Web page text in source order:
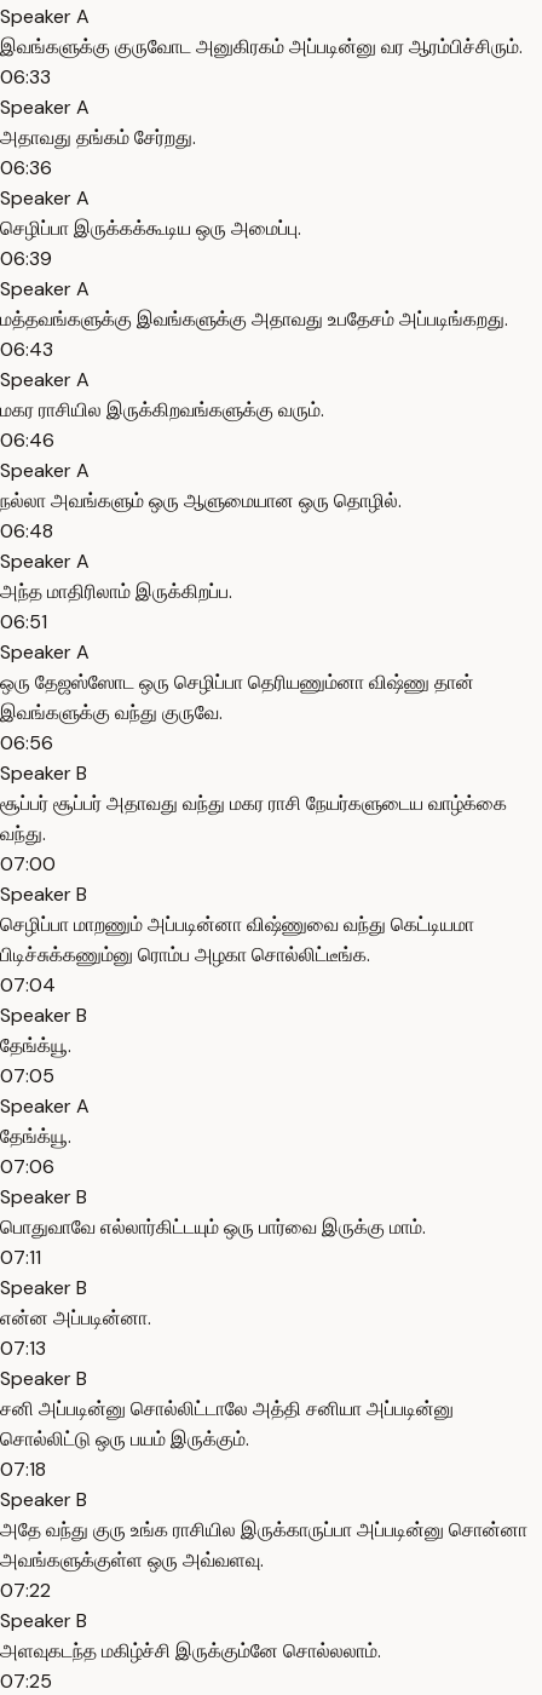
Speaker A
இவங்களுக்கு குருவோட அனுகிரகம் அப்படின்னு வர ஆரம்பிச்சிரும்.
06:33
Speaker A
அதாவது தங்கம் சேர்றது.
06:36
Speaker A
செழிப்பா இருக்கக்கூடிய ஒரு அமைப்பு.
06:39
Speaker A
மத்தவங்களுக்கு இவங்களுக்கு அதாவது உபதேசம் அப்படிங்கறது.
06:43
Speaker A
மகர ராசியில இருக்கிறவங்களுக்கு வரும்.
06:46
Speaker A
நல்லா அவங்களும் ஒரு ஆளுமையான ஒரு தொழில்.
06:48
Speaker A
அந்த மாதிரிலாம் இருக்கிறப்ப.
06:51
Speaker A
ஒரு தேஜஸ்ஸோட ஒரு செழிப்பா தெரியணும்னா விஷ்ணு தான்
இவங்களுக்கு வந்து குருவே.
06:56
Speaker B
சூப்பர் சூப்பர் அதாவது வந்து மகர ராசி நேயர்களுடைய வாழ்க்கை
வந்து.
07:00
Speaker B
செழிப்பா மாறணும் அப்படின்னா விஷ்ணுவை வந்து கெட்டியமா
பிடிச்சுக்கணும்னு ரொம்ப அழகா சொல்லிட்டீங்க.
07:04
Speaker B
தேங்க்யூ.
07:05
Speaker A
தேங்க்யூ.
07:06
Speaker B
பொதுவாவே எல்லார்கிட்டயும் ஒரு பார்வை இருக்கு மாம்.
07:11
Speaker B
என்ன அப்படின்னா.
07:13
Speaker B
சனி அப்படின்னு சொல்லிட்டாலே அத்தி சனியா அப்படின்னு
சொல்லிட்டு ஒரு பயம் இருக்கும்.
07:18
Speaker B
அதே வந்து குரு உங்க ராசியில இருக்காருப்பா அப்படின்னு சொன்னா
அவங்களுக்குள்ள ஒரு அவ்வளவு.
07:22
Speaker B
அளவுகடந்த மகிழ்ச்சி இருக்கும்னே சொல்லலாம்.
07:25